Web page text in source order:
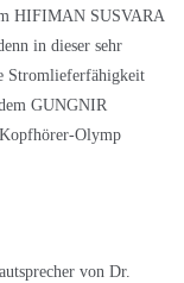
HIFIMAN SUSVARA
in dieser sehr
Stromlieferfähigkeit
GUNGNIR
Olymp
von Dr.